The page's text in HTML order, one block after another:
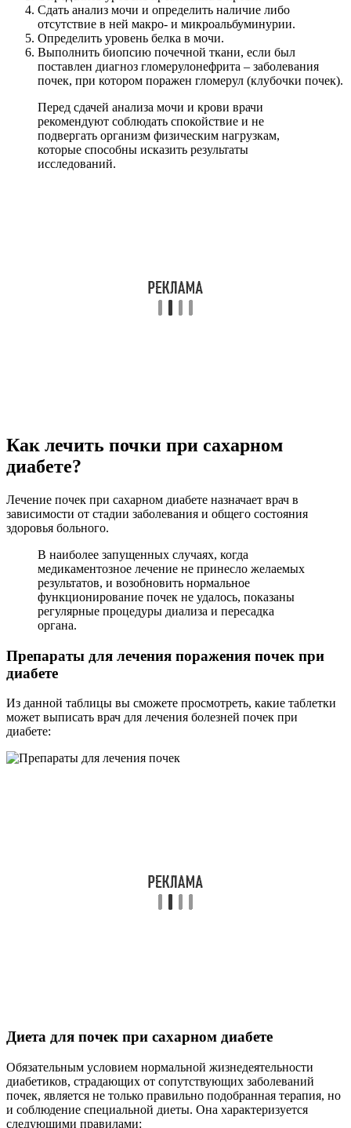
Сдать анализ мочи и определить наличие либо
отсутствие в ней макро- и микроальбуминурии.
Определить уровень белка в мочи.
Выполнить биопсию почечной ткани, если был
поставлен диагноз гломерулонефрита – заболевания
почек, при котором поражен гломерул (клубочки почек).
Перед сдачей анализа мочи и крови врачи
рекомендуют соблюдать спокойствие и не
подвергать организм физическим нагрузкам,
которые способны исказить результаты
исследований.
Как лечить почки при сахарном
диабете?
Лечение почек при сахарном диабете назначает врач в
зависимости от стадии заболевания и общего состояния
здоровья больного.
В наиболее запущенных случаях, когда
медикаментозное лечение не принесло желаемых
результатов, и возобновить нормальное
функционирование почек не удалось, показаны
регулярные процедуры диализа и пересадка
органа.
Препараты для лечения поражения почек при
диабете
Из данной таблицы вы сможете просмотреть, какие таблетки
может выписать врач для лечения болезней почек при
диабете:
Диета для почек при сахарном диабете
Обязательным условием нормальной жизнедеятельности
диабетиков, страдающих от сопутствующих заболеваний
почек, является не только правильно подобранная терапия, но
и соблюдение специальной диеты. Она характеризуется
следующими правилами: